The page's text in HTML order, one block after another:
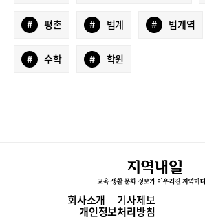
# 평촌 # 범계 # 범계역
# 수학 # 학원
회사소개 기사제보
개인정보처리방침